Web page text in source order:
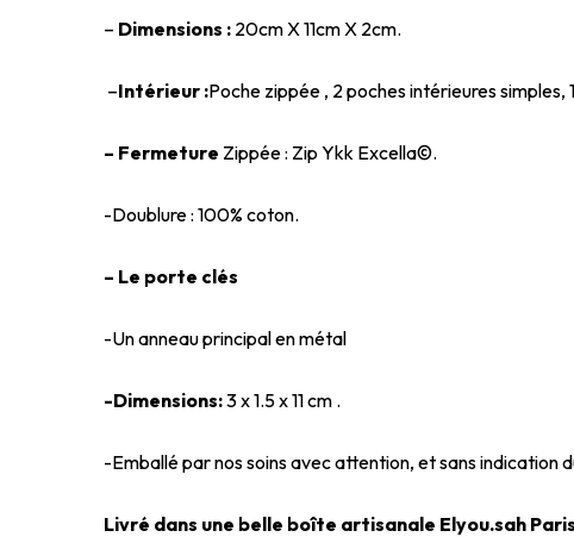
– Dimensions : 20cm X 11cm X 2cm.
–Intérieur :Poche zippée , 2 poches intérieures
– Fermeture Zippée : Zip Ykk Excella©.
-Doublure : 100% coton.
– Le porte clés
-Un anneau principal en métal
-Dimensions:3 x 1.5 x 11 cm .
-Emballé par nos soins avec attention, et sans indication
Livré dans une belle boîte artisanale Elyou.sah